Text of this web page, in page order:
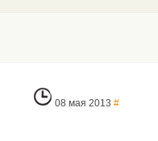
08 мая 2013 #